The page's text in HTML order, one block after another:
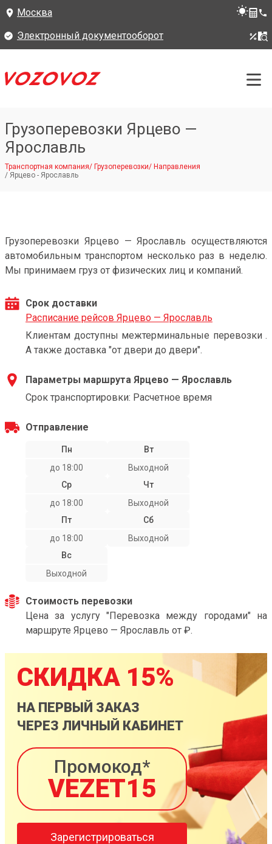
Москва
Электронный документооборот
Грузоперевозки Ярцево —
Ярославль
Транспортная компания/ Грузоперевозки/ Направления
/ Ярцево - Ярославль
Грузоперевозки Ярцево — Ярославль осуществляются
автомобильным транспортом несколько раз в неделю.
Мы принимаем груз от физических лиц и компаний.
Срок доставки
Расписание рейсов Ярцево — Ярославль
Клиентам доступны межтерминальные перевозки .
А также доставка "от двери до двери".
Параметры маршрута Ярцево — Ярославль
Срок транспортировки: Расчетное время
Отправление
Пн
до 18:00
Вт
Выходной
Ср
до 18:00
Чт
Выходной
Пт
до 18:00
Сб
Выходной
Вс
Выходной
Стоимость перевозки
Цена за услугу "Перевозка между городами" на
маршруте Ярцево — Ярославль от ₽.
СКИДКА 15%
НА ПЕРВЫЙ ЗАКАЗ
ЧЕРЕЗ ЛИЧНЫЙ КАБИНЕТ
Промокод*
VEZET15
Зарегистрироваться